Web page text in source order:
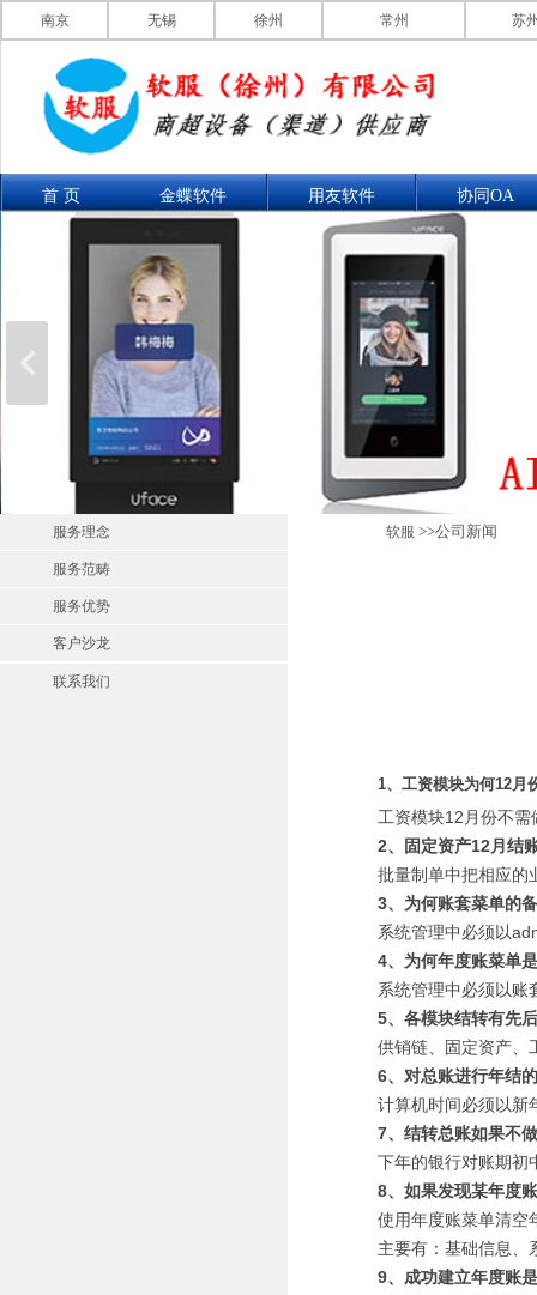
南京 无锡 徐州 常州 苏
首 页 金蝶软件 用友软件 协同OA
服务理念
服务范畴
服务优势
客户沙龙
联系我们
软服 >>公司新闻
1、工资模块为何12月
工资模块12月份不
2、固定资产12月结
批量制单中把相应
3、为何账套菜单的
系统管理中必须以
4、为何年度账菜
系统管理中必须以
5、各模块结转有
供销链、固定资产
6、对总账进行年结
计算机时间必须以
7、结转总账如果不
下年的银行对账期
8、如果发现某年度
使用年度账菜单清空
主要有：基础信息
9、成功建立年度账